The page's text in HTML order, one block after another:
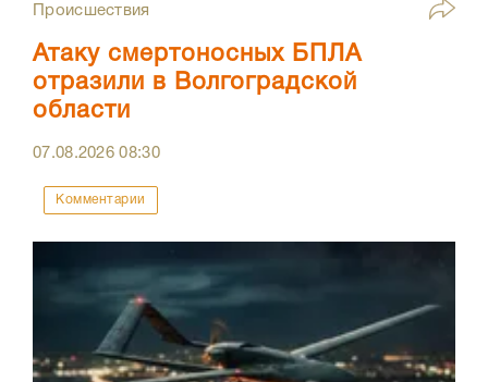
Происшествия
Атаку смертоносных БПЛА
отразили в Волгоградской
области
07.08.202608:30
Комментарии